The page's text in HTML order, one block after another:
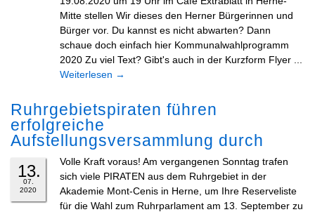
Mitte stellen Wir dieses den Herner Bürgerinnen und
Bürger vor. Du kannst es nicht abwarten? Dann
schaue doch einfach hier Kommunalwahlprogramm
2020 Zu viel Text? Gibt's auch in der Kurzform Flyer ...
Weiterlesen →
Ruhrgebietspiraten führen
erfolgreiche
Aufstellungsversammlung durch
13.
07.
2020
Volle Kraft voraus! Am vergangenen Sonntag trafen
sich viele PIRATEN aus dem Ruhrgebiet in der
Akademie Mont-Cenis in Herne, um Ihre Reserveliste
für die Wahl zum Ruhrparlament am 13. September zu